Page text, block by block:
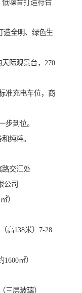
噪音打造符合
造全明、绿色生
际观景台，270
准充电车位，商
步到位。
纯粹。
路交汇处
公司
）
高138米）7-28
㎡）
三层玻璃）